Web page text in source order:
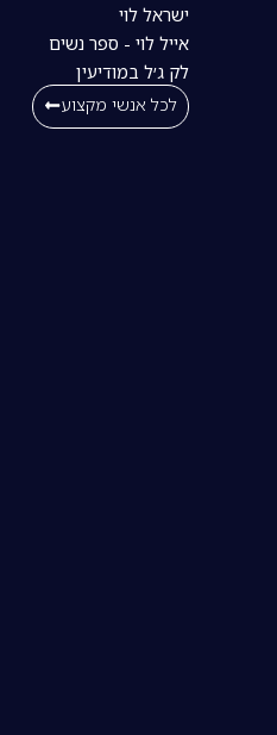
ישראל לוי
אייל לוי - ספר נשים
לק ג׳ל במודיעין
לכל אנשי מקצוע